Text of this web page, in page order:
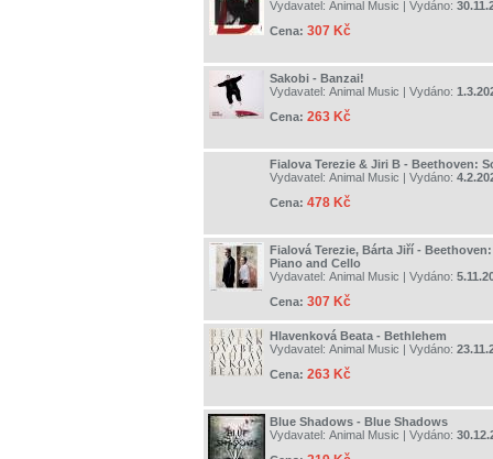
Vydavatel: Animal Music | Vydáno:
Cena: 307 Kč
Sakobi - Banzai!
Vydavatel: Animal Music | Vydáno:
Cena: 263 Kč
Fialova Terezie & Jiri B - Beethoven:
Vydavatel: Animal Music | Vydáno:
Cena: 478 Kč
Fialová Terezie, Bárta Jiří -
Piano and Cello
Vydavatel: Animal Music | Vydáno:
Cena: 307 Kč
Hlavenková Beata - Bethlehem
Vydavatel: Animal Music | Vydáno:
Cena: 263 Kč
Blue Shadows - Blue Shadows
Vydavatel: Animal Music | Vydáno: